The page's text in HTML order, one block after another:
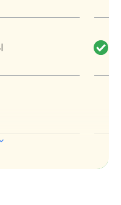
편집기와 더불어
능이 제공됩니다.
할 때와 마찬가지
도로 플랫폼을 사
체에서는 다양한
소개해 줄 테지만